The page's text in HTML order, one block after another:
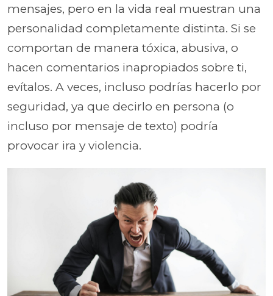
mensajes, pero en la vida real muestran una
personalidad completamente distinta. Si se
comportan de manera tóxica, abusiva, o
hacen comentarios inapropiados sobre ti,
evítalos. A veces, incluso podrías hacerlo por
seguridad, ya que decirlo en persona (o
incluso por mensaje de texto) podría
provocar ira y violencia.